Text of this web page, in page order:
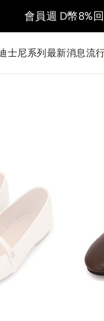
會員週 D幣8%
士尼系列最新消息流